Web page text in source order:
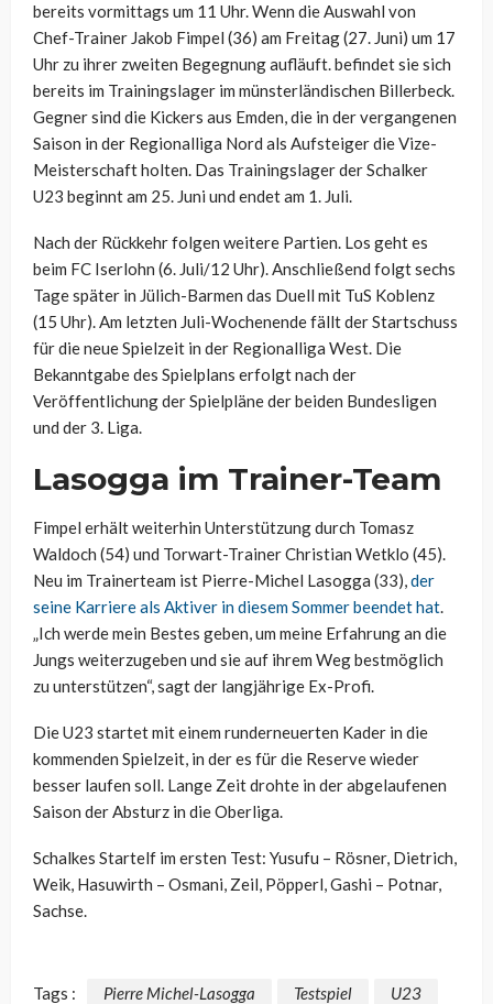
bereits vormittags um 11 Uhr. Wenn die Auswahl von
Chef-Trainer Jakob Fimpel (36) am Freitag (27. Juni) um 17
Uhr zu ihrer zweiten Begegnung aufläuft. befindet sie sich
bereits im Trainingslager im münsterländischen Billerbeck.
Gegner sind die Kickers aus Emden, die in der vergangenen
Saison in der Regionalliga Nord als Aufsteiger die Vize-
Meisterschaft holten. Das Trainingslager der Schalker
U23 beginnt am 25. Juni und endet am 1. Juli.
Nach der Rückkehr folgen weitere Partien. Los geht es
beim FC Iserlohn (6. Juli/12 Uhr). Anschließend folgt sechs
Tage später in Jülich-Barmen das Duell mit TuS Koblenz
(15 Uhr). Am letzten Juli-Wochenende fällt der Startschuss
für die neue Spielzeit in der Regionalliga West. Die
Bekanntgabe des Spielplans erfolgt nach der
Veröffentlichung der Spielpläne der beiden Bundesligen
und der 3. Liga.
Lasogga im Trainer-Team
Fimpel erhält weiterhin Unterstützung durch Tomasz
Waldoch (54) und Torwart-Trainer Christian Wetklo (45).
Neu im Trainerteam ist Pierre-Michel Lasogga (33),der
seine Karriere als Aktiver in diesem Sommer beendet hat.
„Ich werde mein Bestes geben, um meine Erfahrung an die
Jungs weiterzugeben und sie auf ihrem Weg bestmöglich
zu unterstützen“, sagt der langjährige Ex-Profi.
Die U23 startet mit einem runderneuerten Kader in die
kommenden Spielzeit, in der es für die Reserve wieder
besser laufen soll. Lange Zeit drohte in der abgelaufenen
Saison der Absturz in die Oberliga.
Schalkes Startelf im ersten Test: Yusufu – Rösner, Dietrich,
Weik, Hasuwirth – Osmani, Zeil, Pöpperl, Gashi – Potnar,
Sachse.
Tags : Pierre Michel-Lasogga Testspiel U23